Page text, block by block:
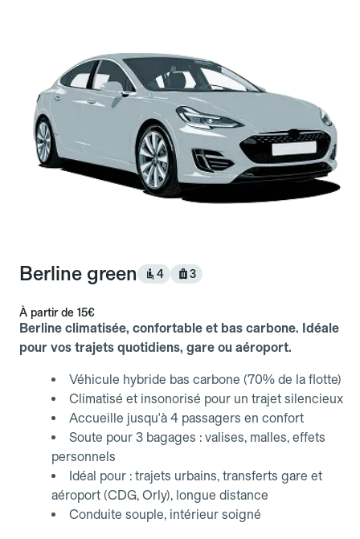
Berline green 4 3
À partir de 15€
Berline climatisée, confortable et bas carbone. Idéale
pour vos trajets quotidiens, gare ou aéroport.
Véhicule hybride bas carbone (70% de la flotte)
Climatisé et insonorisé pour un trajet silencieux
Accueille jusqu'à 4 passagers en confort
Soute pour 3 bagages : valises, malles, effets
personnels
Idéal pour : trajets urbains, transferts gare et
aéroport (CDG, Orly), longue distance
Conduite souple, intérieur soigné